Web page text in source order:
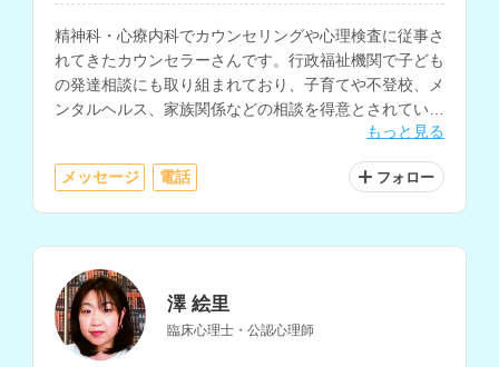
精神科・心療内科でカウンセリングや心理検査に従事さ
れてきたカウンセラーさんです。行政福祉機関で子ども
の発達相談にも取り組まれており、子育てや不登校、メ
ンタルヘルス、家族関係などの相談を得意とされていま
もっと見る
メッセージ 電話 フォロー
澤 絵里
臨床心理士・公認心理師